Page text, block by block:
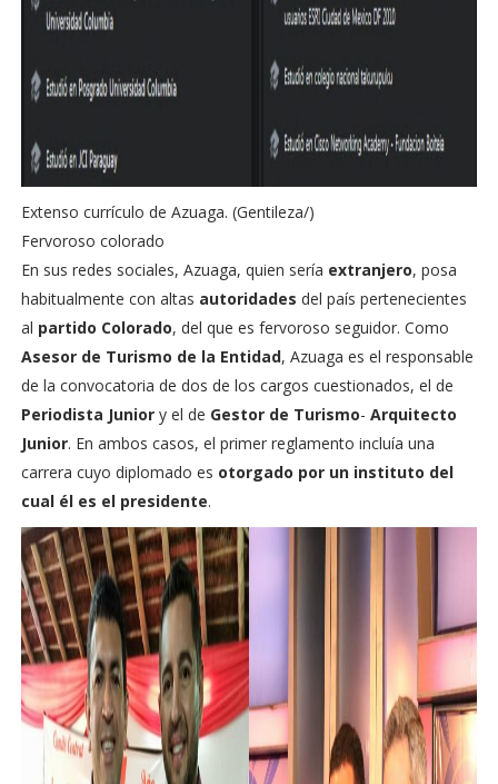
Extenso currículo de Azuaga. (Gentileza/)
Fervoroso colorado
En sus redes sociales, Azuaga, quien sería extranjero, posa
habitualmente con altas autoridades del país pertenecientes
al partido Colorado, del que es fervoroso seguidor. Como
Asesor de Turismo de la Entidad, Azuaga es el responsable
de la convocatoria de dos de los cargos cuestionados, el de
Periodista Juniory el de Gestor de Turismo- Arquitecto
Junior. En ambos casos, el primer reglamento incluía una
carrera cuyo diplomado es otorgado por un instituto del
cual él es el presidente.